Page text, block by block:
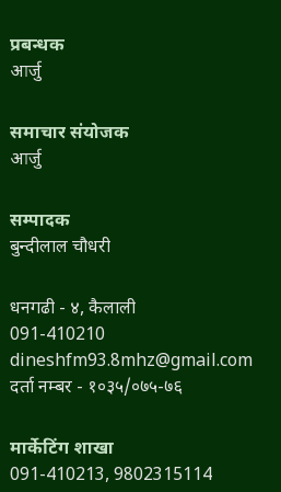
समाचार संयोजक
सम्पादक
धनगढी - ४, कैलाली
दर्ता नम्बर - १०३५/०७५-७६
मार्केटिंग शाखा
sanjitadfm@gmail.com